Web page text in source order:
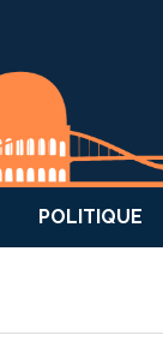
POLITIQUE